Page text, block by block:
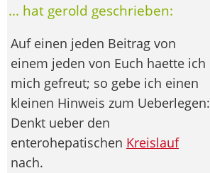
... hat gerold geschrieben:
Auf einen jeden Beitrag von
einem jeden von Euch haette ich
mich gefreut; so gebe ich einen
kleinen Hinweis zum Ueberlegen:
Denkt ueber den
enterohepatischen Kreislauf
nach.